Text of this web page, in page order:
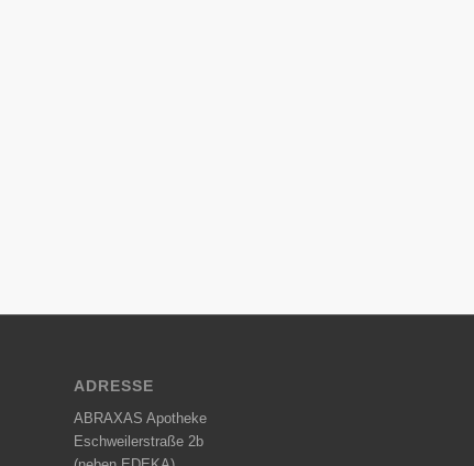
ADRESSE
ABRAXAS Apotheke
Eschweilerstraße 2b